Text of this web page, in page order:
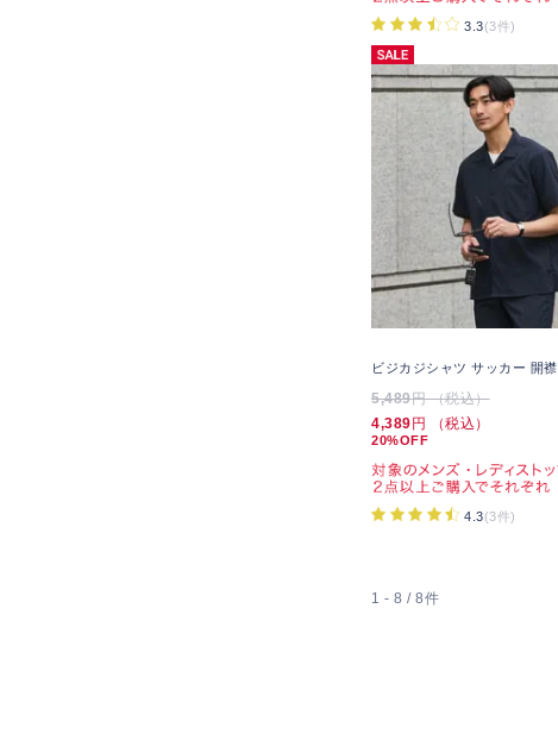
3.3(3件)
ビジカジシャツ サッカー 開襟
5,489円 （税込）
4,389円 （税込）
20%OFF
4.3(3件)
1 - 8 / 8件